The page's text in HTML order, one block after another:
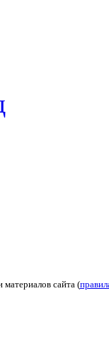
сайта (